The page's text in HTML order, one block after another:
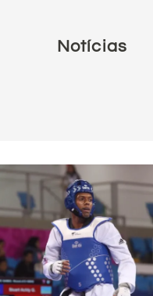
Notícias